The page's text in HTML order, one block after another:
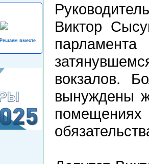
Решаем вместе
Виктор
вокзалов.
вынуждены